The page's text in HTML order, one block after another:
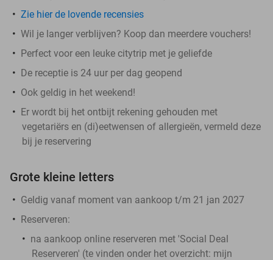
Zie hier de lovende recensies
Wil je langer verblijven? Koop dan meerdere vouchers!
Perfect voor een leuke citytrip met je geliefde
De receptie is 24 uur per dag geopend
Ook geldig in het weekend!
Er wordt bij het ontbijt rekening gehouden met
vegetariërs en (di)eetwensen of allergieën, vermeld deze
bij je reservering
Grote kleine letters
Geldig vanaf moment van aankoop t/m 21 jan 2027
Reserveren:
na aankoop online reserveren met 'Social Deal
Reserveren' (te vinden onder het overzicht: mijn